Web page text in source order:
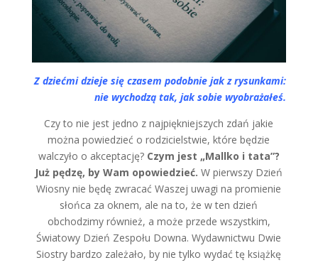
Z dziećmi dzieje się czasem podobnie jak z rysunkami:
nie wychodzą tak, jak sobie wyobrażałeś.
Czy to nie jest jedno z najpiękniejszych zdań jakie
można powiedzieć o rodzicielstwie, które będzie
walczyło o akceptację? Czym jest „Mallko i tata”?
Już pędzę, by Wam opowiedzieć. W pierwszy Dzień
Wiosny nie będę zwracać Waszej uwagi na promienie
słońca za oknem, ale na to, że w ten dzień
obchodzimy również, a może przede wszystkim,
Światowy Dzień Zespołu Downa. Wydawnictwu Dwie
Siostry bardzo zależało, by nie tylko wydać tę książkę